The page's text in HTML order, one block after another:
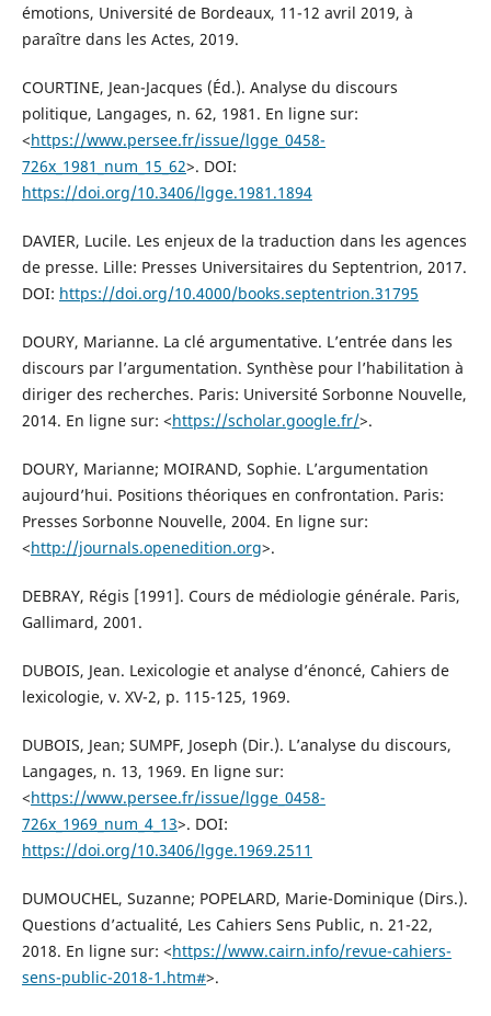
émotions, Université de Bordeaux, 11-12 avril 2019, à
paraître dans les Actes, 2019.
COURTINE, Jean-Jacques (Éd.). Analyse du discours
politique, Langages, n. 62, 1981. En ligne sur:
<https://www.persee.fr/issue/lgge_0458-
726x_1981_num_15_62>. DOI:
https://doi.org/10.3406/lgge.1981.1894
DAVIER, Lucile. Les enjeux de la traduction dans les agences
de presse. Lille: Presses Universitaires du Septentrion, 2017.
DOI: https://doi.org/10.4000/books.septentrion.31795
DOURY, Marianne. La clé argumentative. L’entrée dans les
discours par l’argumentation. Synthèse pour l’habilitation à
diriger des recherches. Paris: Université Sorbonne Nouvelle,
2014. En ligne sur: <https://scholar.google.fr/>.
DOURY, Marianne; MOIRAND, Sophie. L’argumentation
aujourd’hui. Positions théoriques en confrontation. Paris:
Presses Sorbonne Nouvelle, 2004. En ligne sur:
<http://journals.openedition.org>.
DEBRAY, Régis [1991]. Cours de médiologie générale. Paris,
Gallimard, 2001.
DUBOIS, Jean. Lexicologie et analyse d’énoncé, Cahiers de
lexicologie, v. XV-2, p. 115-125, 1969.
DUBOIS, Jean; SUMPF, Joseph (Dir.). L’analyse du discours,
Langages, n. 13, 1969. En ligne sur:
<https://www.persee.fr/issue/lgge_0458-
726x_1969_num_4_13>. DOI:
https://doi.org/10.3406/lgge.1969.2511
DUMOUCHEL, Suzanne; POPELARD, Marie-Dominique (Dirs.).
Questions d’actualité, Les Cahiers Sens Public, n. 21-22,
2018. En ligne sur: <https://www.cairn.info/revue-cahiers-
sens-public-2018-1.htm#>.